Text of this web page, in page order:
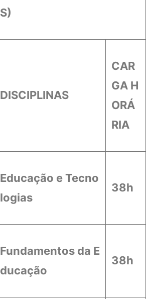
S)
DISCIPLINAS
CAR
GA H
ORÁ
RIA
Educação e Tecno
logias
38h
Fundamentos da E
ducação
38h